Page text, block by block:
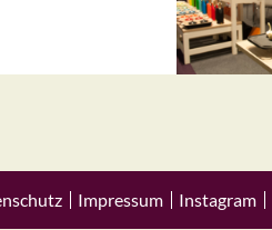
Impressum Instagram